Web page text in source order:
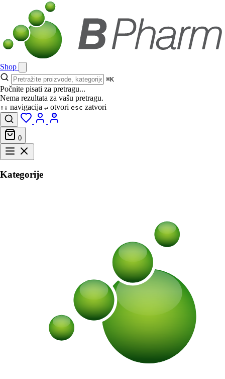
Shop
⌘K
Počnite pisati za pretragu...
Nema rezultata za vašu pretragu.
↑↓ navigacija ↵ otvori esc zatvori
0
Kategorije